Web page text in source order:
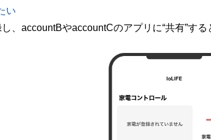
い
accountBやaccountCのアプリに“共有”する